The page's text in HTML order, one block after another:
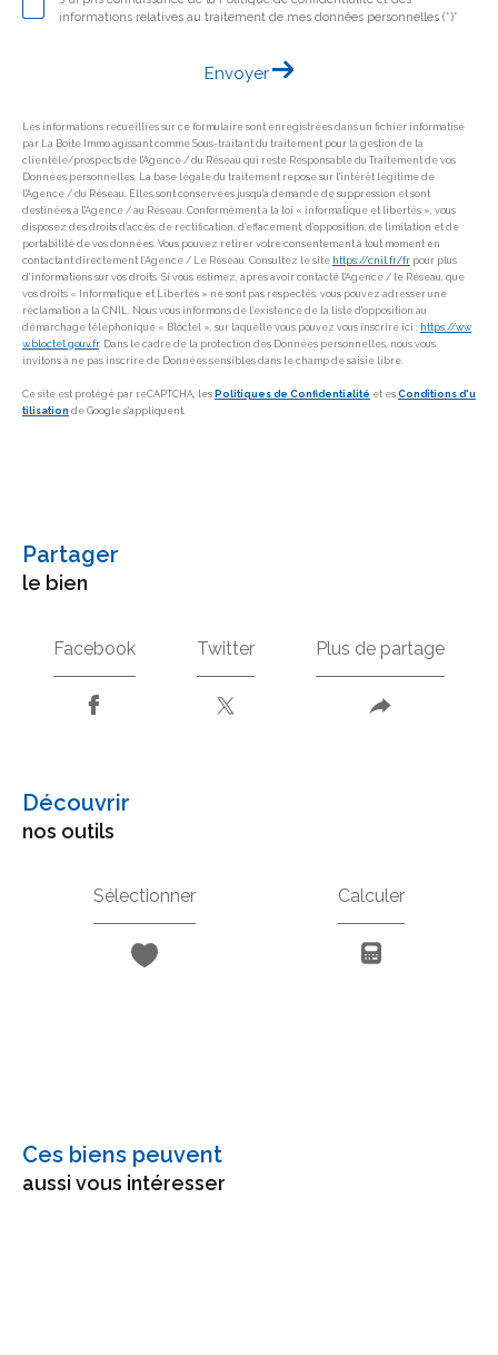
informations relatives au traitement de mes données personnelles (*)*
Envoyer
Les informations recueillies sur ce formulaire sont enregistrées dans un fichier informatisé
par La Boite Immo agissant comme Sous-traitant du traitement pour la gestion de la
clientèle/prospects de l'Agence / du Réseau qui reste Responsable du Traitement de vos
Données personnelles. La base légale du traitement repose sur l'intérêt légitime de
l'Agence / du Réseau. Elles sont conservées jusqu'à demande de suppression et sont
destinées à l'Agence / au Réseau. Conformément à la loi « informatique et libertés », vous
disposez des droits d’accès, de rectification, d’effacement, d’opposition, de limitation et de
portabilité de vos données. Vous pouvez retirer votre consentement à tout moment en
contactant directement l’Agence / Le Réseau. Consultez le site https://cnil.fr/fr pour plus
d’informations sur vos droits. Si vous estimez, après avoir contacté l'Agence / le Réseau, que
vos droits « Informatique et Libertés » ne sont pas respectés, vous pouvez adresser une
réclamation à la CNIL. Nous vous informons de l’existence de la liste d'opposition au
démarchage téléphonique « Bloctel », sur laquelle vous pouvez vous inscrire ici : https://ww
w.bloctel.gouv.fr. Dans le cadre de la protection des Données personnelles, nous vous
invitons à ne pas inscrire de Données sensibles dans le champ de saisie libre.
Ce site est protégé par reCAPTCHA, les Politiques de Confidentialité et es Conditions d'u
tilisation de Google s'appliquent.
partager
le bien
Facebook Twitter Plus de partage
découvrir
nos outils
Sélectionner Calculer
Ces biens peuvent
aussi vous intéresser